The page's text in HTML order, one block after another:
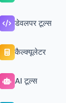
डेवलपर टूल्स
कैल्‍क्‍यूलेटर
AI टूल्स
4-slab